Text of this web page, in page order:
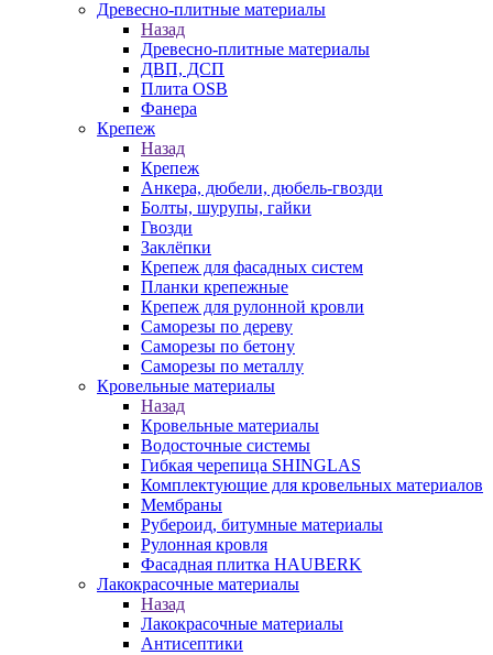
Древесно-плитные материалы
Назад
Древесно-плитные материалы
ДВП, ДСП
Плита OSB
Фанера
Крепеж
Назад
Крепеж
Анкера, дюбели, дюбель-гвозди
Болты, шурупы, гайки
Гвозди
Заклёпки
Крепеж для фасадных систем
Планки крепежные
Крепеж для рулонной кровли
Саморезы по дереву
Саморезы по бетону
Саморезы по металлу
Кровельные материалы
Назад
Кровельные материалы
Водосточные системы
Гибкая черепица SHINGLAS
Комплектующие для кровельных материалов
Мембраны
Рубероид, битумные материалы
Рулонная кровля
Фасадная плитка HAUBERK
Лакокрасочные материалы
Назад
Лакокрасочные материалы
Антисептики